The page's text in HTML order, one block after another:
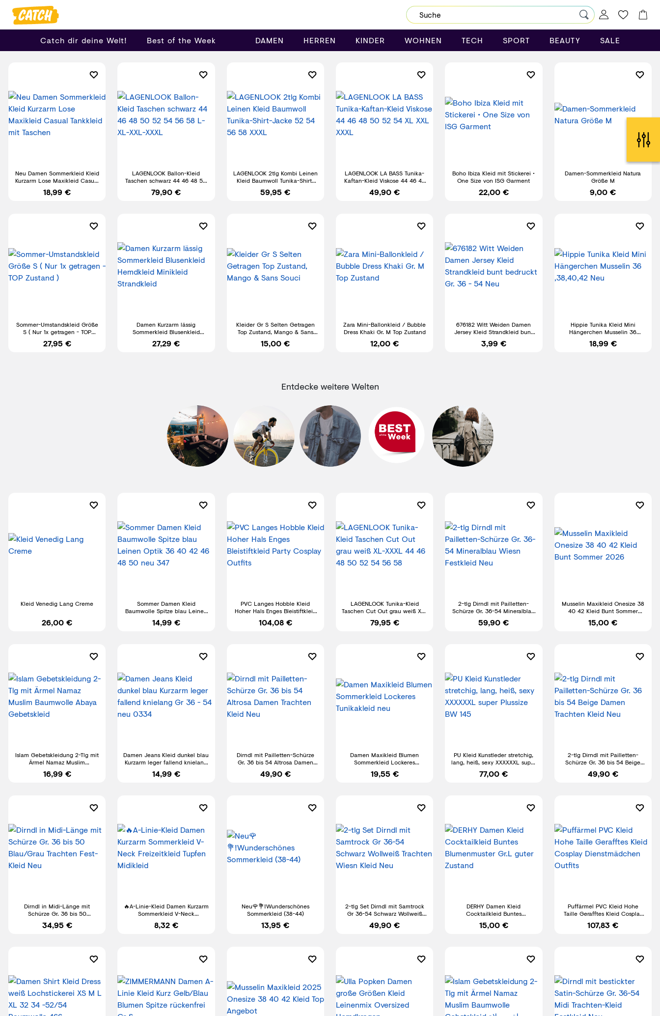
Catch dir deine Welt! Best of the Week DAMEN HERREN KINDER WOHNEN TECH SPORT BEAUTY SALE
Neu Damen Sommerkleid Kleid
Kurzarm Lose Maxikleid Casual
Tankkleid mit Taschen
18,99 €
LAGENLOOK Ballon-Kleid
Taschen schwarz 44 46 48 50
52 54 56 58 L-XL-XXL-XXXL
79,90 €
LAGENLOOK 2tlg Kombi Leinen
Kleid Baumwoll Tunika-Shirt-
Jacke 52 54 56 58 XXXL
59,95 €
LAGENLOOK LA BASS Tunika-
Kaftan-Kleid Viskose 44 46 48
50 52 54 XL XXL XXXL
49,90 €
Boho Ibiza Kleid mit Stickerei •
One Size von ISG Garment
22,00 €
Damen-Sommerkleid Natura
Größe M
9,00 €
Sommer-Umstandskleid Größe
S ( Nur 1x getragen - TOP
Zustand )
27,95 €
Damen Kurzarm lässig
Sommerkleid Blusenkleid
Hemdkleid Minikleid
Strandkleid
27,29 €
Kleider Gr S Selten Getragen
Top Zustand, Mango & Sans
Souci
15,00 €
Zara Mini-Ballonkleid / Bubble
Dress Khaki Gr. M Top Zustand
12,00 €
676182 Witt Weiden Damen
Jersey Kleid Strandkleid bunt
bedruckt Gr. 36 - 54 Neu
3,99 €
Hippie Tunika Kleid Mini
Hängerchen Musselin 36
,38,40,42 Neu
18,99 €
Entdecke weitere Welten
Kleid Venedig Lang Creme
26,00 €
Sommer Damen Kleid
Baumwolle Spitze blau Leinen
Optik 36 40 42 46 48 50 neu
347
14,99 €
PVC Langes Hobble Kleid
Hoher Hals Enges Bleistiftkleid
Party Cosplay Outfits
104,08 €
LAGENLOOK Tunika-Kleid
Taschen Cut Out grau weiß XL-
XXXL 44 46 48 50 52 54 56 58
79,95 €
2-tlg Dirndl mit Pailletten-
Schürze Gr. 36-54 Mineralblau
Wiesn Festkleid Neu
59,90 €
Musselin Maxikleid Onesize 38
40 42 Kleid Bunt Sommer
2026
15,00 €
Islam Gebetskleidung 2-Tlg mit
Ärmel Namaz Muslim
Baumwolle Abaya Gebetskleid
16,99 €
Damen Jeans Kleid dunkel blau
Kurzarm leger fallend knielang
Gr 36 - 54 neu 0334
14,99 €
Dirndl mit Pailletten-Schürze
Gr. 36 bis 54 Altrosa Damen
Trachten Kleid Neu
49,90 €
Damen Maxikleid Blumen
Sommerkleid Lockeres
Tunikakleid neu
19,55 €
PU Kleid Kunstleder stretchig,
lang, heiß, sexy XXXXXXL super
Plussize BW 145
77,00 €
2-tlg Dirndl mit Pailletten-
Schürze Gr. 36 bis 54 Beige
Damen Trachten Kleid Neu
49,90 €
Dirndl in Midi-Länge mit
Schürze Gr. 36 bis 50
Blau/Grau Trachten Fest-Kleid
Neu
34,95 €
🔥A-Linie-Kleid Damen Kurzarm
Sommerkleid V-Neck
Freizeitkleid Tupfen Midikleid
8,32 €
Neu🌹💐!Wunderschönes
Sommerkleid (38-44)
13,95 €
2-tlg Set Dirndl mit Samtrock
Gr 36-54 Schwarz Wollweiß
Trachten Wiesn Kleid Neu
49,90 €
DERHY Damen Kleid
Cocktailkleid Buntes
Blumenmuster Gr.L guter
Zustand
15,00 €
Puffärmel PVC Kleid Hohe
Taille Gerafftes Kleid Cosplay
Dienstmädchen Outfits
107,83 €